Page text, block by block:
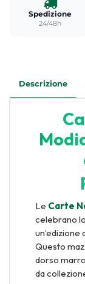
Spedizione
24/48h
Descrizione
Le Carte
celebrano
Questo
dorso
da